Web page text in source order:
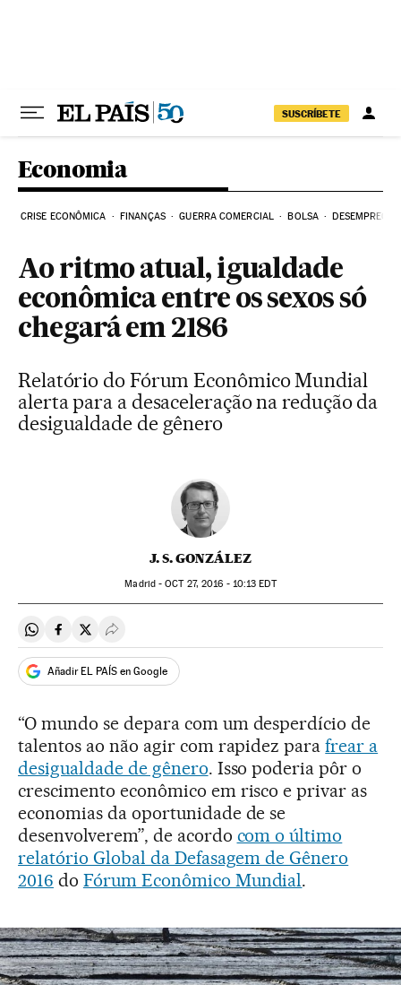
SUSCRÍBETE
Economia
CRISE ECONÔMICA FINANÇAS GUERRA COMERCIAL BOLSA DESEMPREGO
Ao ritmo atual, igualdade
econômica entre os sexos só
chegará em 2186
Relatório do Fórum Econômico Mundial
alerta para a desaceleração na redução da
desigualdade de gênero
J. S. GONZÁLEZ
Madrid -OCT27, 2016 - 10:13 EDT
Compartir en Whatsapp
Compartir en Facebook
Compartir en Twitter
Desplegar Redes Sociales
Añadir EL PAÍS en Google
“O mundo se depara com um desperdício de
talentos ao não agir com rapidez parafrear a
desigualdade de gênero. Isso poderia pôr o
crescimento econômico em risco e privar as
economias da oportunidade de se
desenvolverem”, de acordo com o último
relatório Global da Defasagem de Gênero
2016 do Fórum Econômico Mundial.